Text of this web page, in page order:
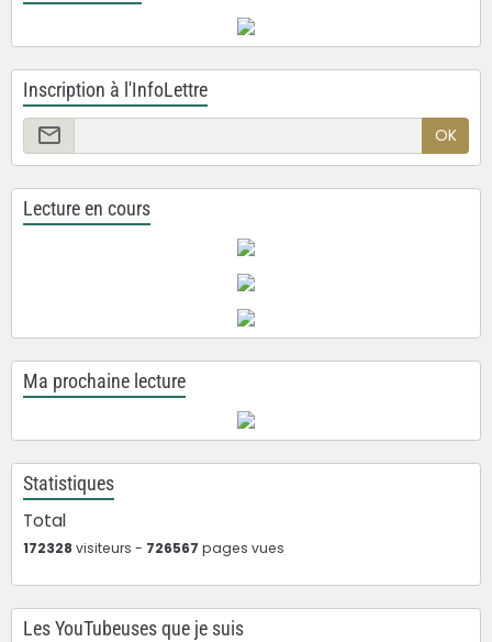
Inscription à l'InfoLettre
OK
Lecture en cours
Ma prochaine lecture
Statistiques
Total
172328 visiteurs - 726567 pages vues
Les YouTubeuses que je suis